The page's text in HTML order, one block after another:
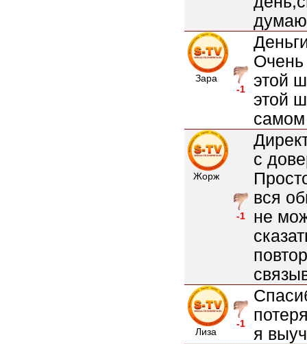
Зара
-1
Очень
этой
этой
Жорж
-1
с
вся
не
Лиза
-1
я